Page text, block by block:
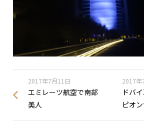
2017年7月11日
エミレーツ航空で南部
美人
2017年
ドバ
ピオ